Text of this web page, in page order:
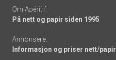
Om Apéritif:
På nett og papir siden 1995
Annonsere:
Informasjon og priser nett/papir